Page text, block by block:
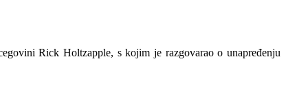
Rick Holtzapple, s kojim je razgovarao o unapređenju